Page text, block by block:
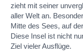
zieht mit seiner
aller Welt an.
Mitte des Sees, auf
Diese Insel ist nicht
Ziel vieler Ausflüge.